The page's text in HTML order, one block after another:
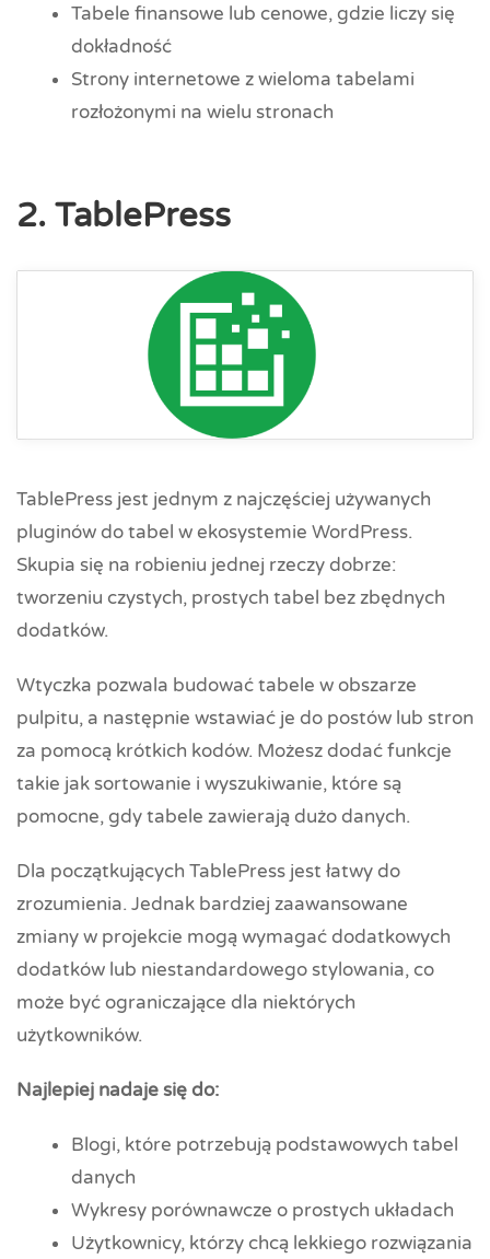
Tabele finansowe lub cenowe, gdzie liczy się
dokładność
Strony internetowe z wieloma tabelami
rozłożonymi na wielu stronach
2. TablePress
TablePress jest jednym z najczęściej używanych
pluginów do tabel w ekosystemie WordPress.
Skupia się na robieniu jednej rzeczy dobrze:
tworzeniu czystych, prostych tabel bez zbędnych
dodatków.
Wtyczka pozwala budować tabele w obszarze
pulpitu, a następnie wstawiać je do postów lub stron
za pomocą krótkich kodów. Możesz dodać funkcje
takie jak sortowanie i wyszukiwanie, które są
pomocne, gdy tabele zawierają dużo danych.
Dla początkujących TablePress jest łatwy do
zrozumienia. Jednak bardziej zaawansowane
zmiany w projekcie mogą wymagać dodatkowych
dodatków lub niestandardowego stylowania, co
może być ograniczające dla niektórych
użytkowników.
Najlepiej nadaje się do:
Blogi, które potrzebują podstawowych tabel
danych
Wykresy porównawcze o prostych układach
Użytkownicy, którzy chcą lekkiego rozwiązania